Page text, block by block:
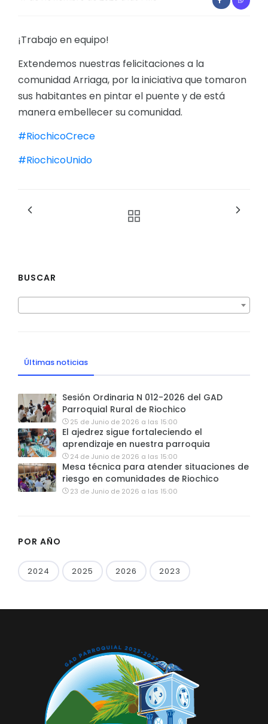
GESTIÓN ADMINISTRATIVA
Plan de desarrollo y Ordenamiento Territorial -
Plan Anual Contratación - PAC
Plan Operativo Anual - POA
Ejecución Presupuestaria
¡Trabajo en equipo!
Extendemos nuestras felicitaciones a la
comunidad Arriaga, por la iniciativa que tomaron
sus habitantes en pintar el puente y de está
manera embellecer su comunidad.
#RiochicoCrece
#RiochicoUnido
BUSCAR
Últimas noticias
Sesión Ordinaria N 012-2026 del GAD
Parroquial Rural de Riochico
25 de Junio de 2026 a las 15:00
El ajedrez sigue fortaleciendo el
aprendizaje en nuestra parroquia
24 de Junio de 2026 a las 15:00
Mesa técnica para atender situaciones de
riesgo en comunidades de Riochico
23 de Junio de 2026 a las 15:00
POR AÑO
2024 2025 2026 2023